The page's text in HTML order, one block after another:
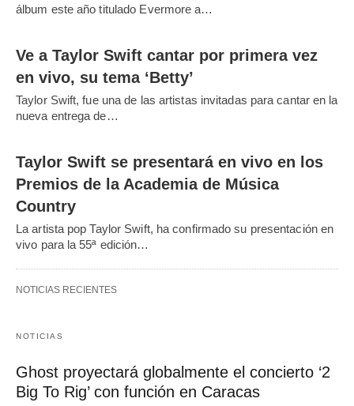
álbum este año titulado Evermore a…
Ve a Taylor Swift cantar por primera vez
en vivo, su tema ‘Betty’
Taylor Swift, fue una de las artistas invitadas para cantar en la
nueva entrega de…
Taylor Swift se presentará en vivo en los
Premios de la Academia de Música
Country
La artista pop Taylor Swift, ha confirmado su presentación en
vivo para la 55ª edición…
NOTICIAS RECIENTES
NOTICIAS
Ghost proyectará globalmente el concierto ‘2
Big To Rig’ con función en Caracas